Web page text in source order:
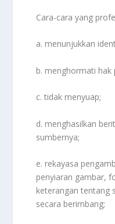
Cara-cara yang
a. menunjukkan
b. menghormati hak
c. tidak menyuap;
d. menghasilkan
sumbernya;
e. rekayasa
penyiaran gambar,
keterangan tentang
secara berimbang;